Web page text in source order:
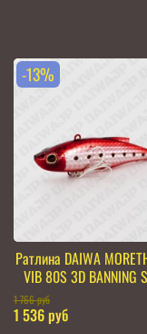
-13%
Ратлина DAIWA
VIB 80S 3D BANNING
1 766 руб
1 536 руб